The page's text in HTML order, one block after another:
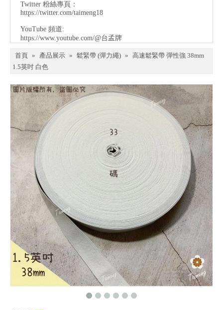
Twitter 粉絲專頁：
https://twitter.com/taimeng18
YouTube 頻道:
https://www.youtube.com/@台孟牌
首頁 » 產品展示 » 鬆緊帶 (彈力繩) » 高速鬆緊帶 彈性強 38mm
1.5英吋 白色